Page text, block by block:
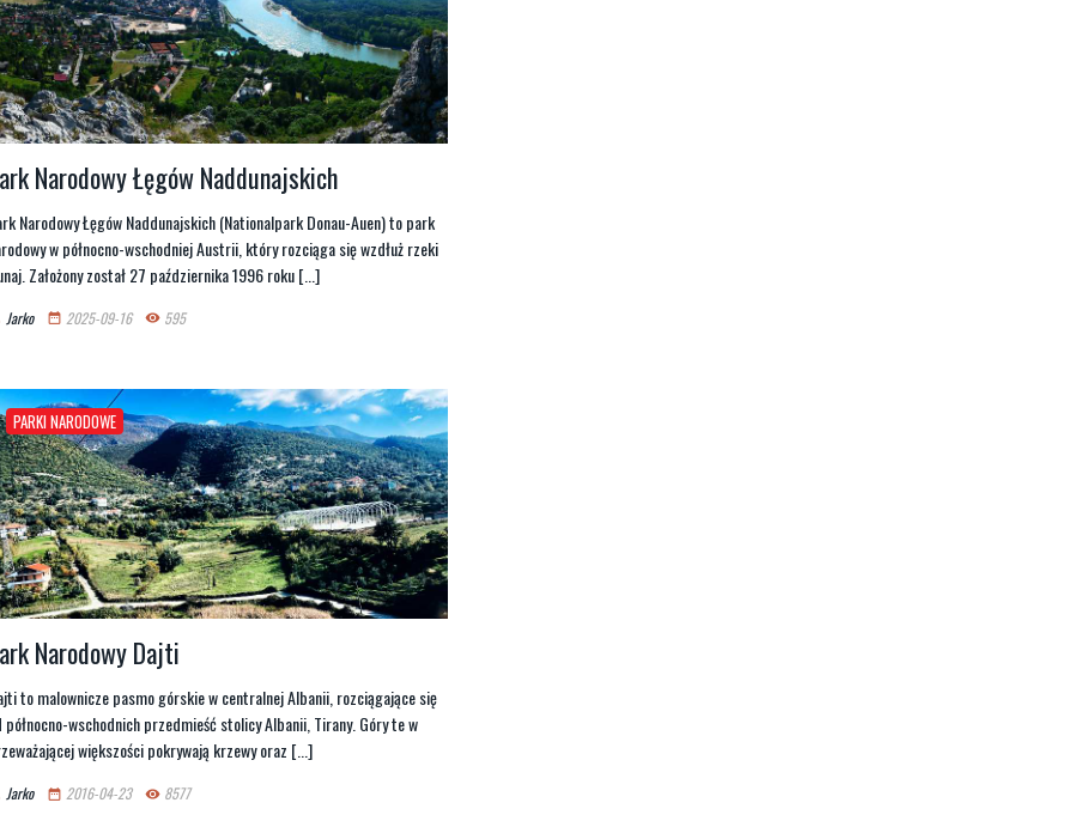
Narodowy Łęgów Naddunajskich
Narodowy Łęgów Naddunajskich (Nationalpark Donau-Auen) to park
w północno-wschodniej Austrii, który rozciąga się wzdłuż rzeki
Założony został 27 października 1996 roku [...]
Jarko date_range 2025-09-16 remove_red_eye 595
PARKI NARODOWE
Narodowy Dajti
to malownicze pasmo górskie w centralnej Albanii, rozciągające się
północno-wschodnich przedmieść stolicy Albanii, Tirany. Góry te w
większości pokrywają krzewy oraz [...]
Jarko date_range 2016-04-23 remove_red_eye 8577